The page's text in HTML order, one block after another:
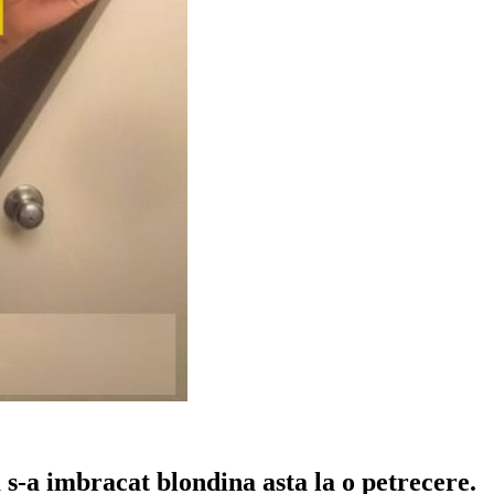
a imbracat blondina asta la o petrecere.